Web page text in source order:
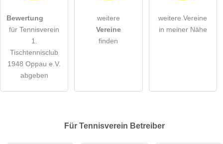
Bewertung
für Tennisverein
1.
Tischtennisclub
1948 Oppau e.V.
abgeben
weitere
Vereine
finden
weitere Vereine
in meiner Nähe
Für Tennisverein Betreiber